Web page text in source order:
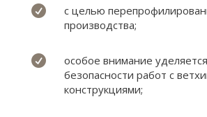

с целью
производства;

особое внимание
безопасности работ с
конструкциями;